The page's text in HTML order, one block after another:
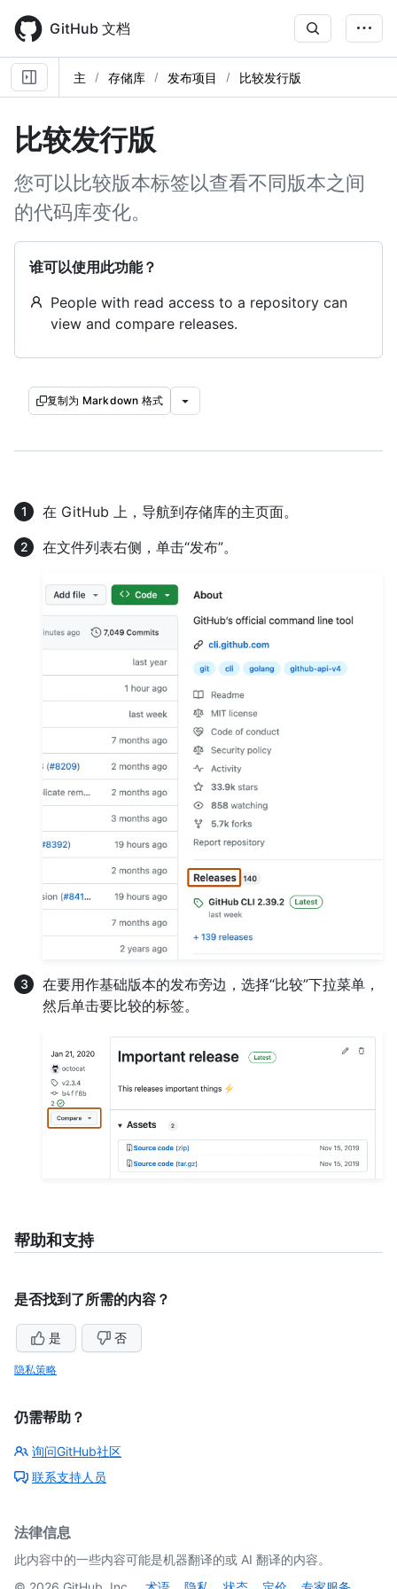
main
content
GitHub 文档
主 存储库 发布项目 比较发行版
比较发行版
您可以比较版本标签以查看不同版本之间
的代码库变化。
谁可以使用此功能？
People with read access to a repository can
view and compare releases.
复制为 Markdown 格式
在 GitHub 上，导航到存储库的主页面。
在文件列表右侧，单击“发布”。
在要用作基础版本的发布旁边，选择“比较”下拉菜单，
然后单击要比较的标签。
帮助和支持
是否找到了所需的内容？
是 否
隐私策略
仍需帮助？
询问GitHub社区
联系支持人员
法律信息
此内容中的一些内容可能是机器翻译的或 AI 翻译的内容。